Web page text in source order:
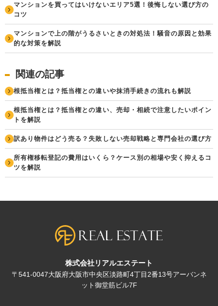
マンションを買ってはいけないエリア5選！後悔しない選び方の
コツ
マンションで上の階がうるさいときの対処法！騒音の原因と効果
的な対策を解説
関連の記事
根抵当権とは？抵当権との違いや抹消手続きの流れも解説
根抵当権とは？抵当権との違い、売却・相続で注意したいポイン
トを解説
訳あり物件はどう売る？失敗しない売却戦略と専門会社の選び方
所有権移転登記の費用はいくら？ケース別の相場や安く抑えるコ
ツを解説
株式会社リアルエステート
〒541-0047大阪府大阪市中央区淡路町4丁目2番13号アーバンネ
ット御堂筋ビル7F